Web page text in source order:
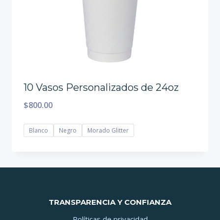
10 Vasos Personalizados de 24oz
$800.00
Blanco Negro Morado Glitter
TRANSPARENCIA Y CONFIANZA